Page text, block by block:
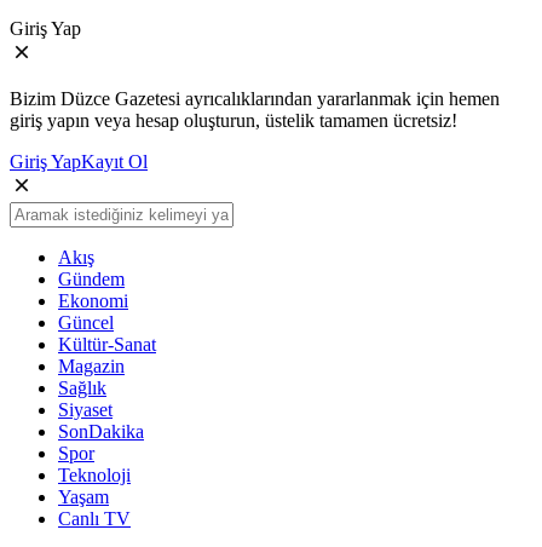
Giriş Yap
Bizim Düzce Gazetesi ayrıcalıklarından yararlanmak için hemen
giriş yapın veya hesap oluşturun, üstelik tamamen ücretsiz!
Giriş YapKayıt Ol
Akış
Gündem
Ekonomi
Güncel
Kültür-Sanat
Magazin
Sağlık
Siyaset
SonDakika
Spor
Teknoloji
Yaşam
Canlı TV